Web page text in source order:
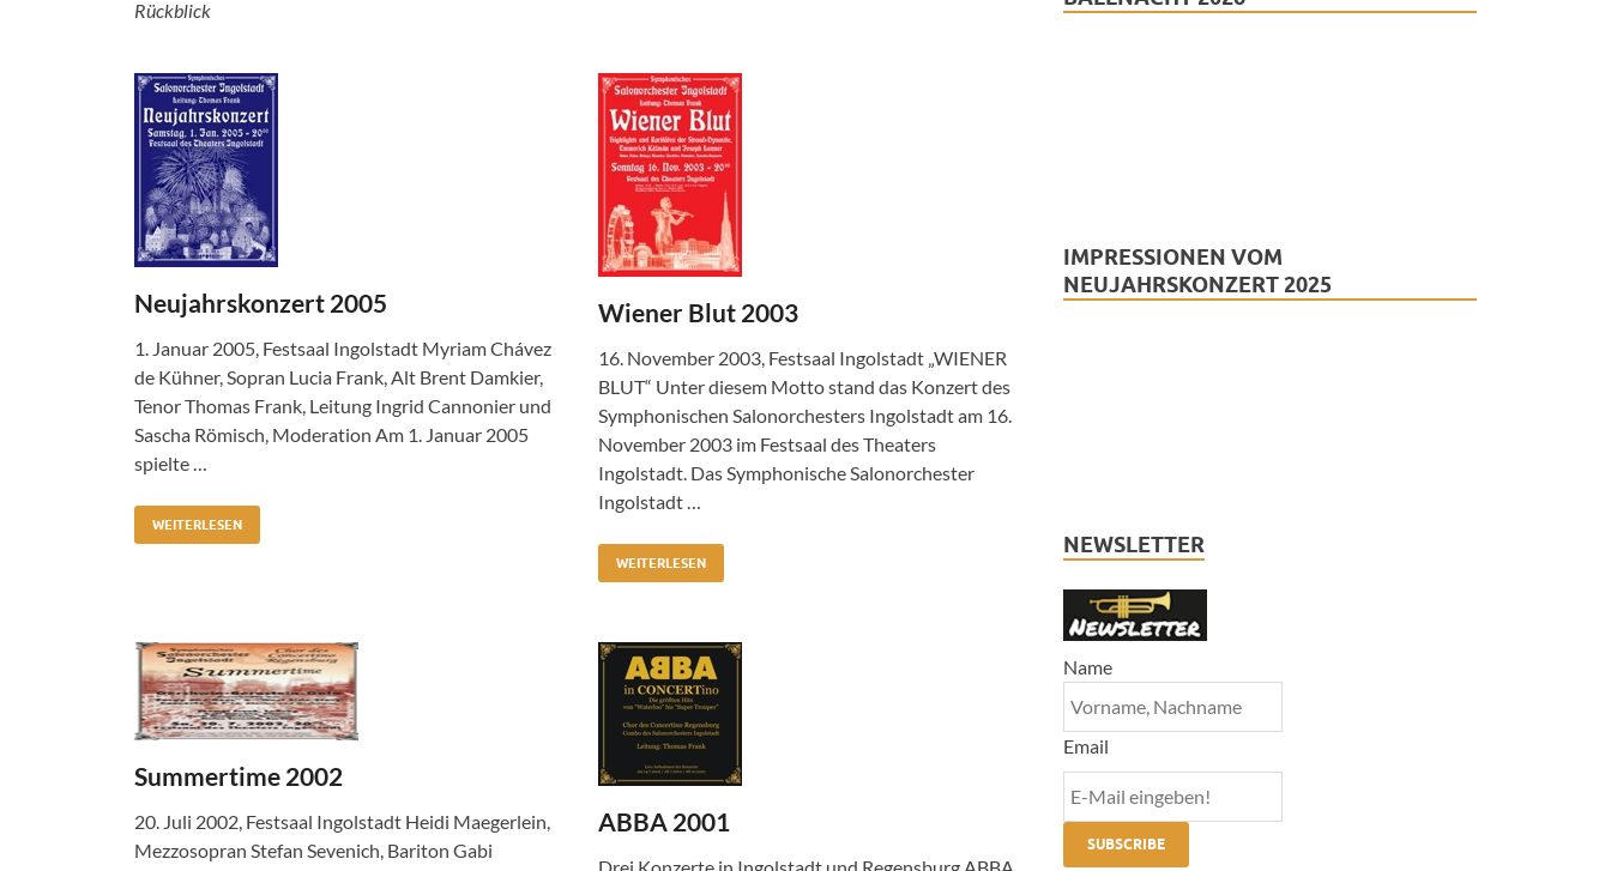
Rückblick
Neujahrskonzert 2005
1. Januar 2005, Festsaal Ingolstadt Myriam Chávez
de Kühner, Sopran Lucia Frank, Alt Brent Damkier,
Tenor Thomas Frank, Leitung Ingrid Cannonier und
Sascha Römisch, Moderation Am 1. Januar 2005
spielte …
WEITERLESEN
Wiener Blut 2003
16. November 2003, Festsaal Ingolstadt „WIENER
BLUT“ Unter diesem Motto stand das Konzert des
Symphonischen Salonorchesters Ingolstadt am 16.
November 2003 im Festsaal des Theaters
Ingolstadt. Das Symphonische Salonorchester
Ingolstadt …
WEITERLESEN
Summertime 2002
20. Juli 2002, Festsaal Ingolstadt Heidi Maegerlein,
Mezzosopran Stefan Sevenich, Bariton Gabi
ABBA 2001
IMPRESSIONEN VOM
NEUJAHRSKONZERT 2025
NEWSLETTER
Name
Email